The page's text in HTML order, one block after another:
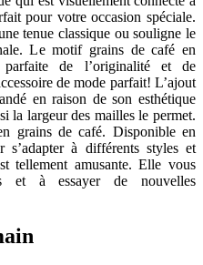
pour votre occasion spéciale.
tenue classique ou souligne le
Le motif grains de café en
parfaite de l’originalité et de
de mode parfait! L’ajout
en raison de son esthétique
la largeur des mailles le permet.
grains de café. Disponible en
s’adapter à différents styles et
tellement amusante. Elle vous
et à essayer de nouvelles